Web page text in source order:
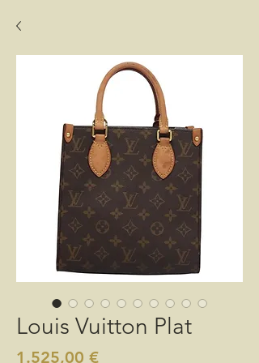
Louis Vuitton Plat
1.525,00 €Preis